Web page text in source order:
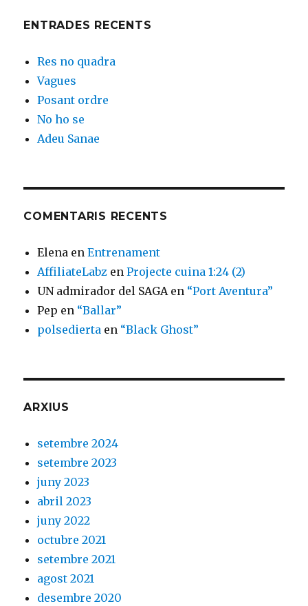
ENTRADES RECENTS
Res no quadra
Vagues
Posant ordre
No ho se
Adeu Sanae
COMENTARIS RECENTS
Elena enEntrenament
AffiliateLabz enProjecte cuina 1:24 (2)
UN admirador del SAGAen “Port Aventura”
Pep en “Ballar”
polsedierta en “Black Ghost”
ARXIUS
setembre 2024
setembre 2023
juny 2023
abril 2023
juny 2022
octubre 2021
setembre 2021
agost 2021
desembre 2020